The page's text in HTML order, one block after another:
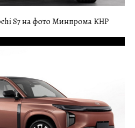
S7 на фото Минпрома КНР